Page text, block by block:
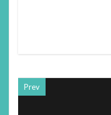
Prev